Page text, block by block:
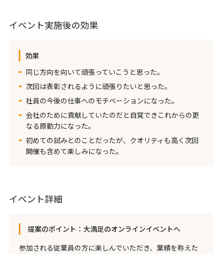
イベント実施後の効果
効果
同じ方向を向いて頑張っていこうと思った。
次回は表彰されるように頑張りたいと思った。
社員の今後の仕事へのモチベーションになった。
会社のために貢献していたのだと自覚できこれからの更
なる原動力になった。
初めての試みとのことだったが、クオリティも高く次回
開催も含めて楽しみになった。
イベント詳細
提案のポイント：大満足のオンラインイベントへ
参加される従業員の方に楽しんでいただき、業績を称えた